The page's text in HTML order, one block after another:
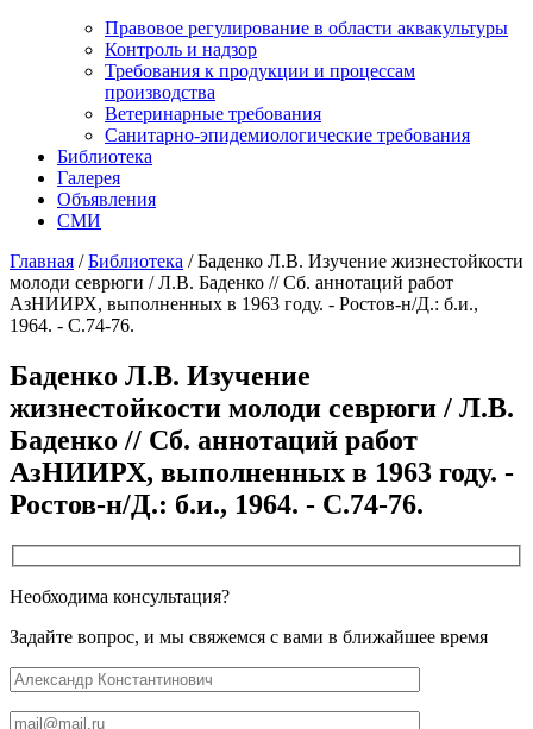
Правовое регулирование в области аквакультуры
Контроль и надзор
Требования к продукции и процессам
производства
Ветеринарные требования
Санитарно-эпидемиологические требования
Библиотека
Галерея
Объявления
СМИ
Главная /Библиотека /Баденко Л.В. Изучение жизнестойкости
молоди севрюги / Л.В. Баденко // Сб. аннотаций работ
АзНИИРХ, выполненных в 1963 году. - Ростов-н/Д.: б.и.,
1964. - С.74-76.
Баденко Л.В. Изучение
жизнестойкости молоди севрюги / Л.В.
Баденко // Сб. аннотаций работ
АзНИИРХ, выполненных в 1963 году. -
Ростов-н/Д.: б.и., 1964. - С.74-76.
Необходима консультация?
Задайте вопрос, и мы свяжемся с вами в ближайшее время